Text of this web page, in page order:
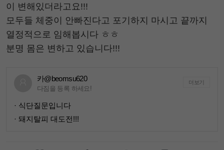
이 변해있더라고요!!!
모두들 체중이 안빠진다고 포기하지 마시고 끝까지
열정적으로 임해봅시다 ㅎㅎ
분명 몸은 변하고 있습니다!!!
카@beomsu620
다짐을 등록 하세요!
더보기
· 식단질문입니다
· 돼지탈피 대도전!!!